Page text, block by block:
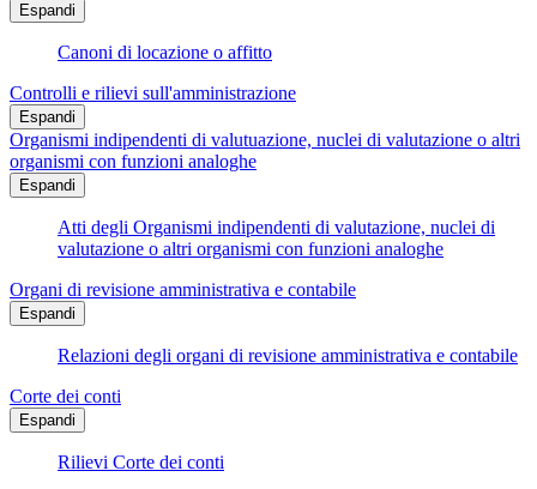
Espandi
Canoni di locazione o affitto
Controlli e rilievi sull'amministrazione
Espandi
Organismi indipendenti di valutuazione, nuclei di valutazione o altri
organismi con funzioni analoghe
Espandi
Atti degli Organismi indipendenti di valutazione, nuclei di
valutazione o altri organismi con funzioni analoghe
Organi di revisione amministrativa e contabile
Espandi
Relazioni degli organi di revisione amministrativa e contabile
Corte dei conti
Espandi
Rilievi Corte dei conti